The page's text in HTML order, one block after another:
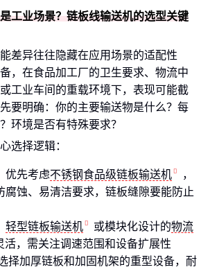
工业场景？链板线输送机的选型关键
差异往往隐藏在应用场景的适配性
，在食品加工厂的卫生要求、物流中
工业车间的重载环境下，表现可能截
要明确：你的主要输送物是什么？每
环境是否有特殊要求？
选择逻辑：
优先考虑不锈钢食品级链板输送机
，
腐蚀、易清洁要求，链板缝隙要能防止
轻型链板输送机 或模块化设计的物流
活，需关注调速范围和设备扩展性
择加厚链板和加固机架的重型设备，耐